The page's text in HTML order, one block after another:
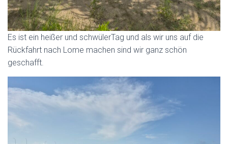
Es ist ein heißer und schwülerTag und als wir uns auf die
Rückfahrt nach Lome machen sind wir ganz schön
geschafft.